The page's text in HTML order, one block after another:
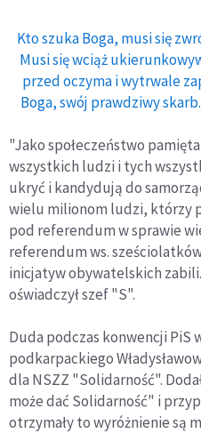
Kto szuka Boga, musi się
Musi się wciąż
przed oczyma i wytrwale
Boga, swój prawdziwy
"Jako społeczeństwo
wszystkich ludzi i tych
ukryć i kandydują do
wielu milionom ludzi, którzy
pod referendum w sprawie
referendum ws.
inicjatyw obywatelskich
oświadczył szef "S".
Duda podczas konwencji PiS
podkarpackiego
dla NSZZ "Solidarność".
może dać Solidarność" i
otrzymały to wyróżnienie są